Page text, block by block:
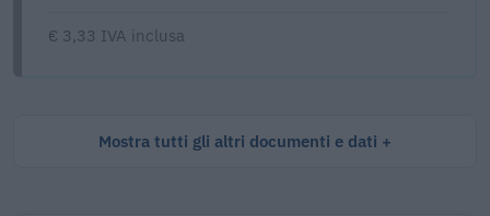
€ 3,33 IVA inclusa
Mostra tutti gli altri documenti e dati